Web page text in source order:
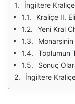
İngiltere
Kraliçe II.
Yeni Kral
Toplumun
Sonuç
İngiltere